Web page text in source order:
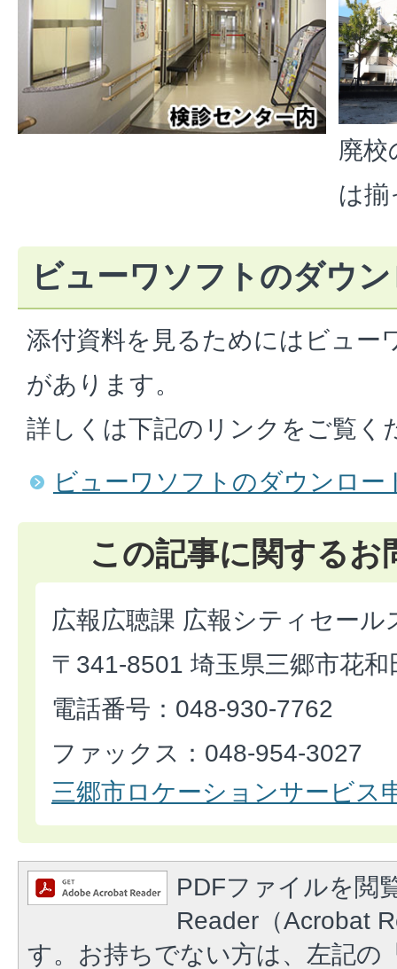
廃校
は揃
ビューワソフトのダウ
添付資料を見るためにはビュー
があります。
詳しくは下記のリンクをご覧く
ビューワソフトのダウンロー
この記事に関するお
広報広聴課 広報シティセール
〒341-8501 埼玉県三郷市花
電話番号：048-930-7762
ファックス：048-954-3027
三郷市ロケーションサービス
PDFファイルを閲
Reader（Acrobat
す。お持ちでない方は、左記の